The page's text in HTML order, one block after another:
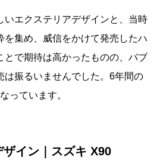
いエクステリアデザインと、当時
を集め、威信をかけて発売したハ
とで期待は高かったものの、バブ
は振るいませんでした。6年間の
っています。
イン｜スズキ X90